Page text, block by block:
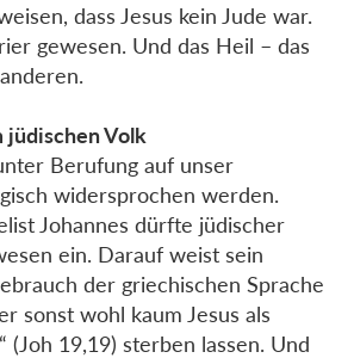
dass Jesus kein Jude war.
gewesen. Und das Heil – das
jüdischen Volk
Berufung auf unser
widersprochen werden.
Johannes dürfte jüdischer
ein. Darauf weist sein
der griechischen Sprache
sonst wohl kaum Jesus als
(Joh 19,19) sterben lassen. Und